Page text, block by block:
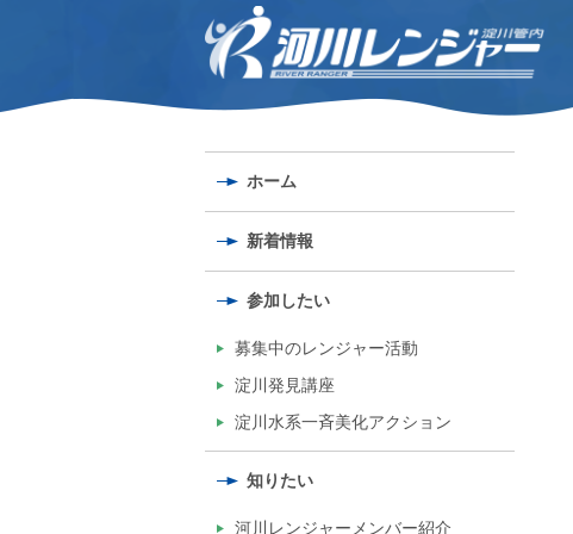
ホーム
新着情報
参加したい
募集中のレンジャー活動
淀川発見講座
淀川水系一斉美化アクション
知りたい
河川レンジャーメンバー紹介